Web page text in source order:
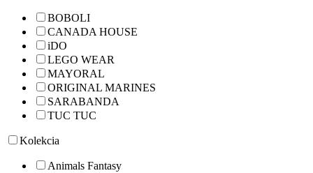
BOBOLI
CANADA HOUSE
iDO
LEGO WEAR
MAYORAL
ORIGINAL MARINES
SARABANDA
TUC TUC
Kolekcia
Animals Fantasy